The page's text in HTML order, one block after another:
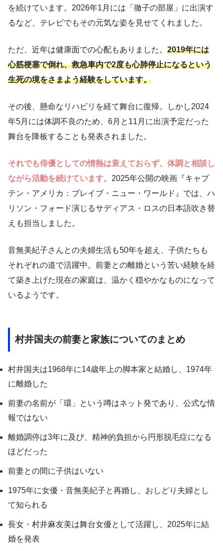
を続けています。2026年1月には「徹子の部屋」に出演す
るなど、テレビでもその元気な姿を見せてくれました。
ただ、近年は健康面での心配もありました。 2019年には
心筋梗塞で倒れ、救急車内で2度も心肺停止になるという
生死の境をさまよう経験をしています。
その後、懸命なリハビリを経て舞台に復帰。しかし2024
年5月には体調不良のため、6月と11月に出演予定だった
舞台を降板することも発表されました。
それでも俳優としての情熱は衰えておらず、体調と相談し
ながら活動を続けています。 2025年公開の映画『キャプ
テン・アメリカ：ブレイブ・ニュー・ワールド』では、ハ
リソン・フォード演じるサディアス・ロスの日本語吹き替
えも担当しました。
音無美紀子さんとの夫婦生活も50年を超え、子供たちも
それぞれの道で活躍中。前妻との離婚という苦い経験を経
て築き上げた現在の家庭は、温かく穏やかなものになって
いるようです。
村井国夫の前妻と家族についてのまとめ
村井国夫は1968年に14歳年上の脚本家と結婚し、1974年
に離婚した
前妻の名前が「環」という噂はネット発であり、公式な情
報ではない
離婚調停は3年に及び、精神的負担から円形脱毛症になる
ほどだった
前妻との間に子供はいない
1975年に女優・音無美紀子と再婚し、おしどり夫婦とし
て知られる
長女・村井麻友美は舞台女優として活躍し、2025年に結
婚を発表